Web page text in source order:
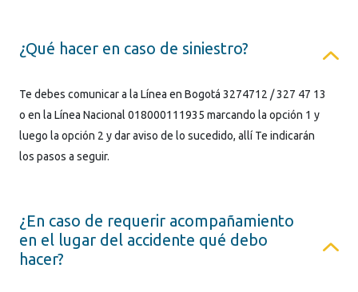
¿Qué hacer en caso de siniestro?
Te debes comunicar a la Línea en Bogotá 3274712 / 327 47 13
o en la Línea Nacional 018000111935 marcando la opción 1 y
luego la opción 2 y dar aviso de lo sucedido, allí Te indicarán
los pasos a seguir.
¿En caso de requerir acompañamiento
en el lugar del accidente qué debo
hacer?